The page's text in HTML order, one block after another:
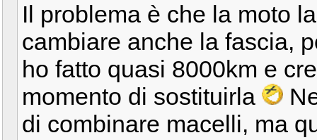
Il problema è che la moto
cambiare anche la fascia,
ho fatto quasi 8000km e
momento di sostituirla
di combinare macelli, ma